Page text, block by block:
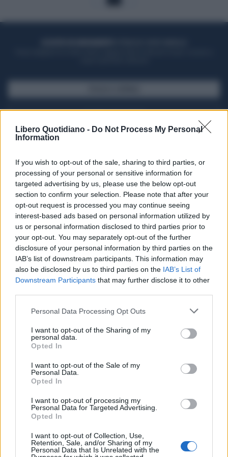
Libero Quotidiano - Do Not Process My Personal
Information
If you wish to opt-out of the sale, sharing to third parties, or
processing of your personal or sensitive information for
targeted advertising by us, please use the below opt-out
section to confirm your selection. Please note that after your
opt-out request is processed you may continue seeing
interest-based ads based on personal information utilized by
us or personal information disclosed to third parties prior to
your opt-out. You may separately opt-out of the further
disclosure of your personal information by third parties on the
IAB’s list of downstream participants. This information may
also be disclosed by us to third parties on the IAB’s List of
Downstream Participants that may further disclose it to other
Personal Data Processing Opt Outs
I want to opt-out of the Sharing of my
personal data.
Opted In
I want to opt-out of the Sale of my
Personal Data.
Opted In
I want to opt-out of processing my
Personal Data for Targeted Advertising.
Opted In
I want to opt-out of Collection, Use,
Retention, Sale, and/or Sharing of my
Personal Data that Is Unrelated with the
Seguici su Google Discover
Segui Libero Quotidiano su Google Discover
Scegli Libero Quotidiano come fonte preferita
SPETTACOLI
SCIENZA E TECH